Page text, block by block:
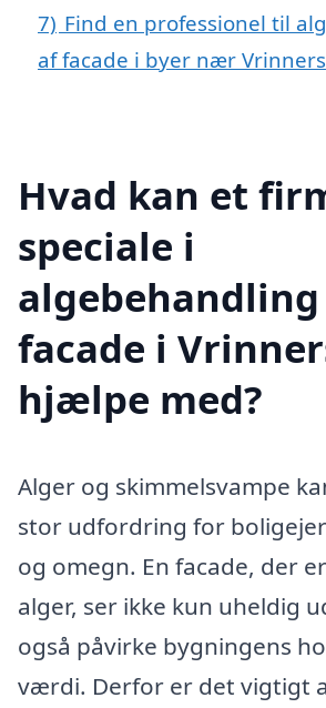
7) Find en professionel til
af facade i byer nær Vrinners
Hvad kan et
speciale i
facade i
hjælpe med?
Alger og skimmelsvampe
stor udfordring for
og omegn. En facade, der
alger, ser ikke kun uheldig
også påvirke bygningens
værdi. Derfor er det vigtigt